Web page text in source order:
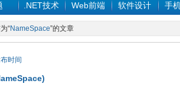
.NET技术 Web前端 软件设计 手
“NameSpace”的文章
时间